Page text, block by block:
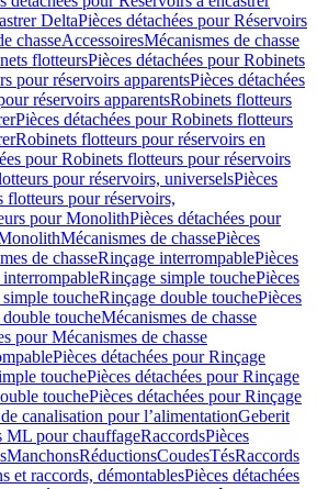
DeltaPièces détachées pour Réservoirs
chasseAccessoiresMécanismes de chasse
flotteursPièces détachées pour Robinets
pour réservoirs apparentsPièces détachées
réservoirs apparentsRobinets flotteurs
Pièces détachées pour Robinets flotteurs
Robinets flotteurs pour réservoirs en
pour Robinets flotteurs pour réservoirs
pour réservoirs, universelsPièces
flotteurs pour réservoirs,
pour MonolithPièces détachées pour
Mécanismes de chassePièces
de chasseRinçage interrompablePièces
Rinçage simple touchePièces
toucheRinçage double touchePièces
toucheMécanismes de chasse
pour Mécanismes de chasse
Pièces détachées pour Rinçage
touchePièces détachées pour Rinçage
touchePièces détachées pour Rinçage
canalisation pour l’alimentationGeberit
ML pour chauffageRaccordsPièces
ManchonsRéductionsCoudesTésRaccords
et raccords, démontablesPièces détachées